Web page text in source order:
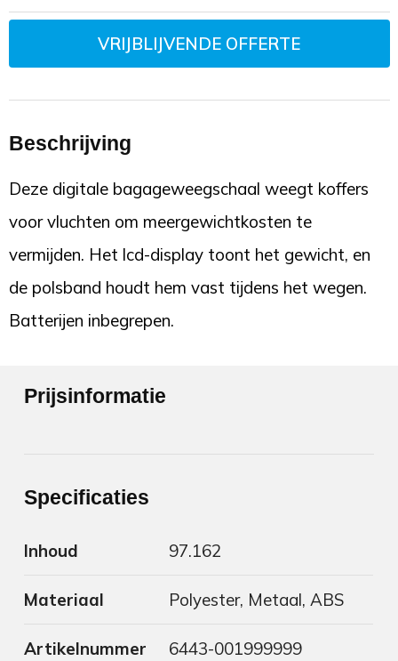
VRIJBLIJVENDE OFFERTE
Beschrijving
Deze digitale bagageweegschaal weegt koffers
voor vluchten om meergewichtkosten te
vermijden. Het lcd-display toont het gewicht, en
de polsband houdt hem vast tijdens het wegen.
Batterijen inbegrepen.
Prijsinformatie
Specificaties
Inhoud 97.162
Materiaal Polyester, Metaal, ABS
Artikelnummer 6443-001999999